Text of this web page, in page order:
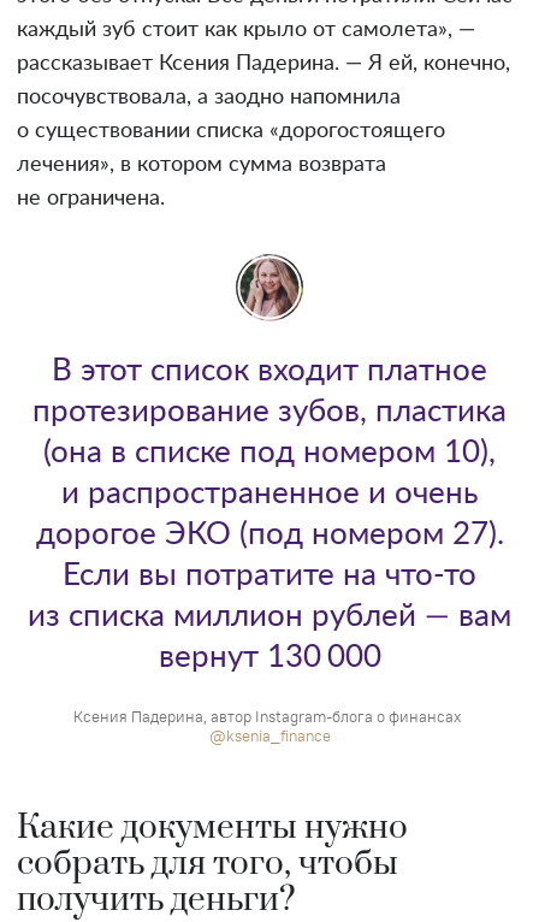
каждый зуб стоит как крыло от самолета», —
рассказывает Ксения Падерина. — Я ей, конечно,
посочувствовала, а заодно напомнила
о существовании списка «дорогостоящего
лечения», в котором сумма возврата
не ограничена.
Ксения Падерина, автор Instagram-блога о финансах
@ksenia_finance
В этот список входит платное
протезирование зубов, пластика
(она в списке под номером 10),
и распространенное и очень
дорогое ЭКО (под номером 27).
Если вы потратите на что-то
из списка миллион рублей — вам
вернут 130 000
Какие документы нужно
собрать для того, чтобы
получить деньги?